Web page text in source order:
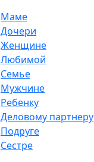
Маме
Дочери
Женщине
Любимой
Семье
Мужчине
Ребенку
Деловому партнеру
Подруге
Сестре